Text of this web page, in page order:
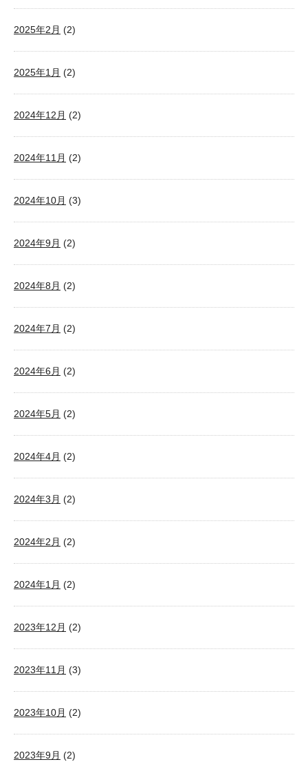
2025年2月 (2)
2025年1月 (2)
2024年12月 (2)
2024年11月 (2)
2024年10月 (3)
2024年9月 (2)
2024年8月 (2)
2024年7月 (2)
2024年6月 (2)
2024年5月 (2)
2024年4月 (2)
2024年3月 (2)
2024年2月 (2)
2024年1月 (2)
2023年12月 (2)
2023年11月 (3)
2023年10月 (2)
2023年9月 (2)